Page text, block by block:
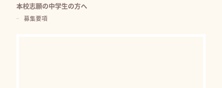
本校志願の中学生の方へ
募集要項